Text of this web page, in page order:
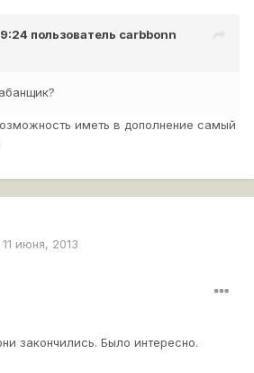
пользователь carbbonn
иметь в дополнение самый
11 июня, 2013
закончились. Было интересно.